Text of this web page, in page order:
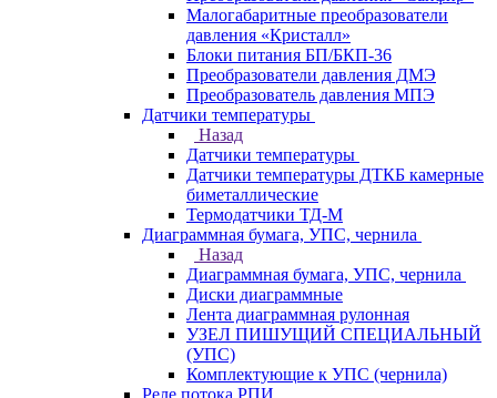
Малогабаритные преобразователи
давления «Кристалл»
Блоки питания БП/БКП-36
Преобразователи давления ДМЭ
Преобразователь давления МПЭ
Датчики температуры
Назад
Датчики температуры
Датчики температуры ДТКБ камерные
биметаллические
Термодатчики ТД-М
Диаграммная бумага, УПС, чернила
Назад
Диаграммная бумага, УПС, чернила
Диски диаграммные
Лента диаграммная рулонная
УЗЕЛ ПИШУЩИЙ СПЕЦИАЛЬНЫЙ
(УПС)
Комплектующие к УПС (чернила)
Реле потока РПИ